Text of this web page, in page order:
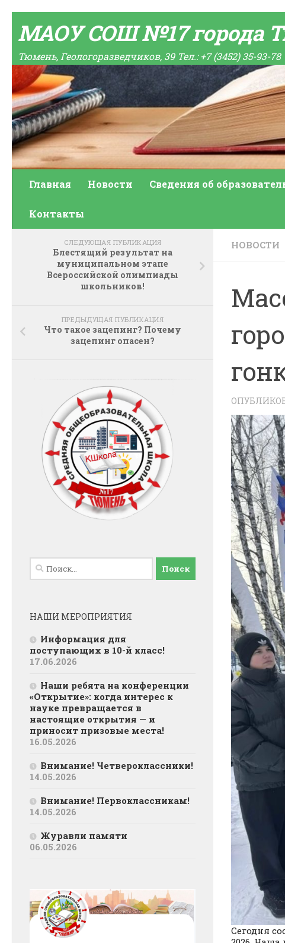
МАОУ СОШ №17 города
Тюмень, Геологоразведчиков, 39 Тел.: +7 (3452) 35-93-78
Главная Новости Сведения об
Контакты
НОВОСТИ
Сегодня
СЛЕДУЮЩАЯ ПУБЛИКАЦИЯ
Блестящий результат на
муниципальном этапе
Всероссийской олимпиады
школьников!
ПРЕДЫДУЩАЯ ПУБЛИКАЦИЯ
Что такое зацепинг? Почему
зацепинг опасен?
Найти:
НАШИ МЕРОПРИЯТИЯ
Информация для
поступающих в 10-й класс!
17.06.2026
Наши ребята на конференции
«Открытие»: когда интерес к
науке превращается в
настоящие открытия — и
приносит призовые места!
16.05.2026
Внимание! Четвероклассники!
14.05.2026
Внимание! Первоклассникам!
14.05.2026
Журавли памяти
06.05.2026